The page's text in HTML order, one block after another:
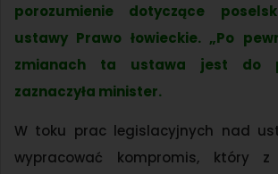
porozumienie dotyczące
ustawy Prawo łowieckie. „Po
zmianach ta ustawa jest do
zaznaczyła minister.
W toku prac legislacyjnych nad
wypracować kompromis, który